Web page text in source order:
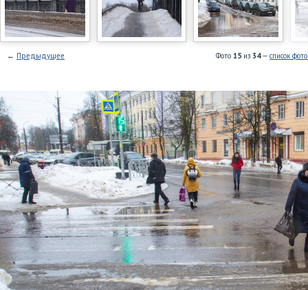
Фото 15 из 34— список
← Предыдущее